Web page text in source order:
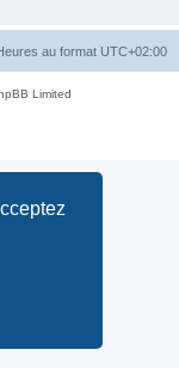
au format UTC+02:00
Limited